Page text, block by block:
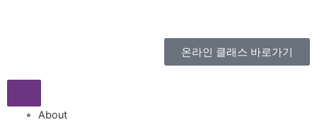
뛰
온라인 클래스 바로가기
About